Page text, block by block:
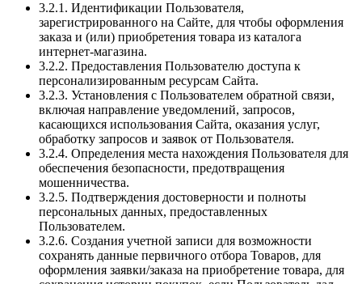
3.2.1. Идентификации Пользователя,
зарегистрированного на Сайте, для чтобы оформления
заказа и (или) приобретения товара из каталога
интернет-магазина.
3.2.2. Предоставления Пользователю доступа к
персонализированным ресурсам Сайта.
3.2.3. Установления с Пользователем обратной связи,
включая направление уведомлений, запросов,
касающихся использования Сайта, оказания услуг,
обработку запросов и заявок от Пользователя.
3.2.4. Определения места нахождения Пользователя для
обеспечения безопасности, предотвращения
мошенничества.
3.2.5. Подтверждения достоверности и полноты
персональных данных, предоставленных
Пользователем.
3.2.6. Создания учетной записи для возможности
сохранять данные первичного отбора Товаров, для
оформления заявки/заказа на приобретение товара, для